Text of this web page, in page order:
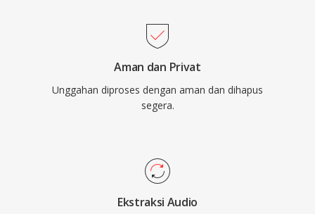
decoder-nya yang ringan masih dihargai.
Aman dan Privat
Unggahan diproses dengan aman dan dihapus
segera.
Ekstraksi Audio